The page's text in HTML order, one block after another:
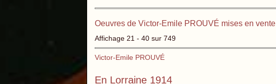
Oeuvres de Victor-Emile PROUVÉ mises en vente
Affichage 21 - 40 sur 749
Victor-Emile PROUVÉ
En Lorraine 1914